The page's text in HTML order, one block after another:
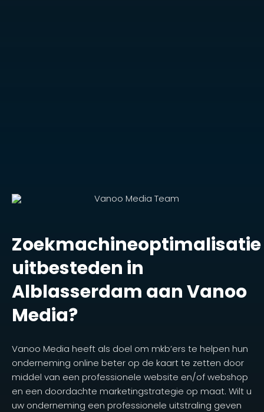
Zoekmachineoptimalisatie
uitbesteden in
Alblasserdam aan Vanoo
Media?
Vanoo Media heeft als doel om mkb’ers te helpen hun
onderneming online beter op de kaart te zetten door
middel van een professionele website en/of webshop
en een doordachte marketingstrategie op maat. Wilt u
uw onderneming een professionele uitstraling geven